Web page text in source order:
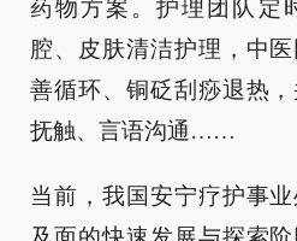
药物方案。护理团队定
腔、皮肤清洁护理，中
善循环、铜砭刮痧退热
抚触、言语沟通……
当前，我国安宁疗护事